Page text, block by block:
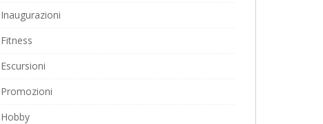
Inaugurazioni
Fitness
Escursioni
Promozioni
Hobby